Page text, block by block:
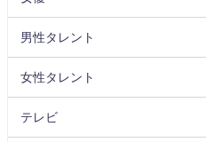
男性タレント
女性タレント
テレビ